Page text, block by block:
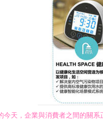
天，企業與消費者之間的關